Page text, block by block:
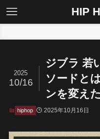
HIP
ジブラ 若
ソードと
ンを変え
2025
10/16
hiphop 2025年10月16日